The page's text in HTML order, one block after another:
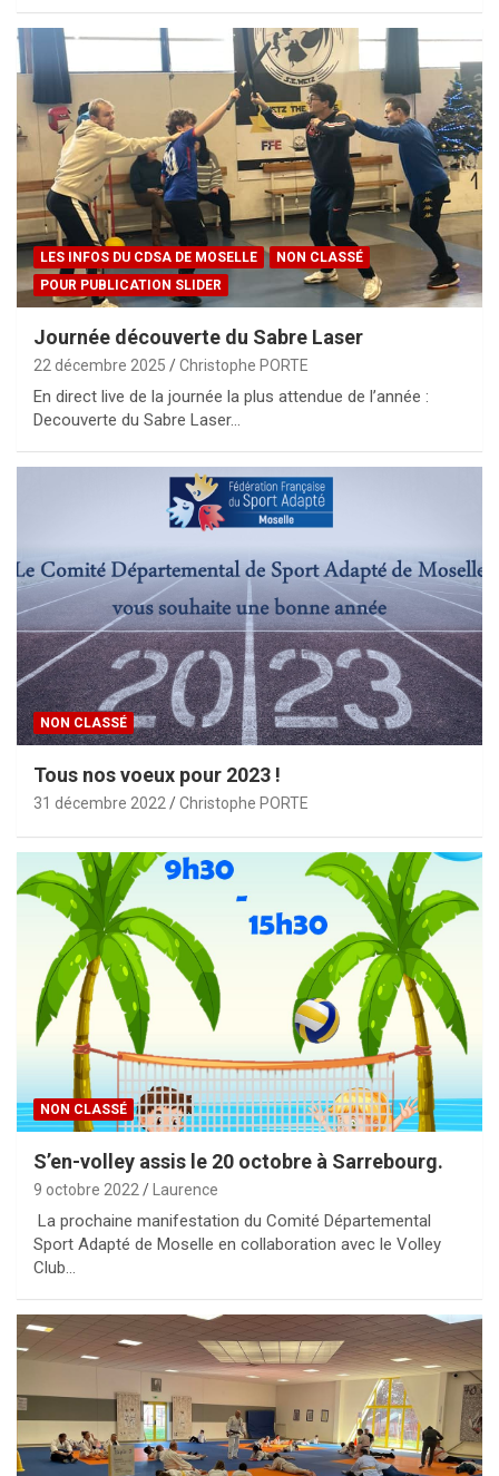
LES INFOS DU CDSA DE MOSELLE
NON CLASSÉ
POUR PUBLICATION SLIDER
Journée découverte du Sabre Laser
22 décembre 2025 Christophe PORTE
En direct live de la journée la plus attendue de l’année :
Decouverte du Sabre Laser…
NON CLASSÉ
Tous nos voeux pour 2023 !
31 décembre 2022 Christophe PORTE
NON CLASSÉ
S’en-volley assis le 20 octobre à Sarrebourg.
9 octobre 2022 Laurence
La prochaine manifestation du Comité Départemental
Sport Adapté de Moselle en collaboration avec le Volley
Club…